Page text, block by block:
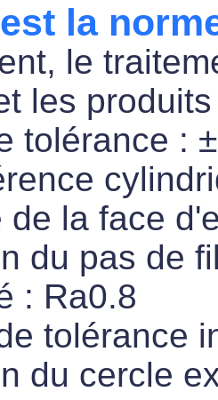
la
le
les
tolérance :
de la face
du pas de
: Ra0.8
tolérance
du cercle